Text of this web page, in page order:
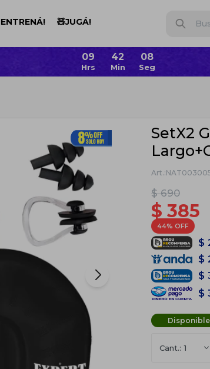
🧸JUGÁ!
09 42 07
SetX2
$ 690
$ 385
44
$
$
$
$
1